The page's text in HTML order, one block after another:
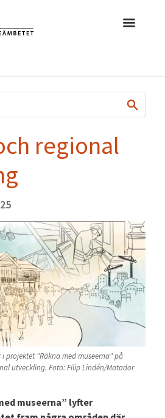
regional
projektet "Räkna med museerna" på
utveckling. Foto: Filip Lindén/Matador
museerna” lyfter